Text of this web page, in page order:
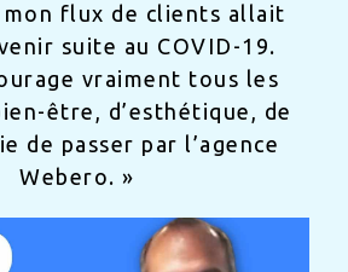
mon flux de clients allait
suite au COVID-19.
vraiment tous les
être, d’esthétique, de
de passer par l’agence
Webero. »